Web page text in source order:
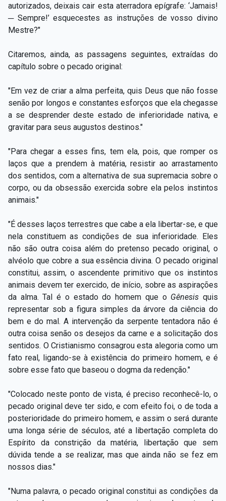
autorizados, deixais cair esta aterradora epígrafe: ‘Jamais!
─ Sempre!’ esquecestes as instruções de vosso divino
Mestre?"
Citaremos, ainda, as passagens seguintes, extraídas do
capítulo sobre o pecado original:
"Em vez de criar a alma perfeita, quis Deus que não fosse
senão por longos e constantes esforços que ela chegasse
a se desprender deste estado de inferioridade nativa, e
gravitar para seus augustos destinos."
"Para chegar a esses fins, tem ela, pois, que romper os
laços que a prendem à matéria, resistir ao arrastamento
dos sentidos, com a alternativa de sua supremacia sobre o
corpo, ou da obsessão exercida sobre ela pelos instintos
animais."
"É desses laços terrestres que cabe a ela libertar-se, e que
nela constituem as condições de sua inferioridade. Eles
não são outra coisa além do pretenso pecado original, o
alvéolo que cobre a sua essência divina. O pecado original
constitui, assim, o ascendente primitivo que os instintos
animais devem ter exercido, de início, sobre as aspirações
da alma. Tal é o estado do homem que o Gênesisquis
representar sob a figura simples da árvore da ciência do
bem e do mal. A intervenção da serpente tentadora não é
outra coisa senão os desejos da carne e a solicitação dos
sentidos. O Cristianismo consagrou esta alegoria como um
fato real, ligando-se à existência do primeiro homem, e é
sobre esse fato que baseou o dogma da redenção."
"Colocado neste ponto de vista, é preciso reconhecê-lo, o
pecado original deve ter sido, e com efeito foi, o de toda a
posterioridade do primeiro homem, e assim o será durante
uma longa série de séculos, até a libertação completa do
Espírito da constrição da matéria, libertação que sem
dúvida tende a se realizar, mas que ainda não se fez em
nossos dias."
"Numa palavra, o pecado original constitui as condições da